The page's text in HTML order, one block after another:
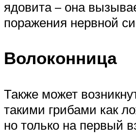
ядовита – она
поражения нервной
Волоконница
Также может
такими грибами как
но только на первый